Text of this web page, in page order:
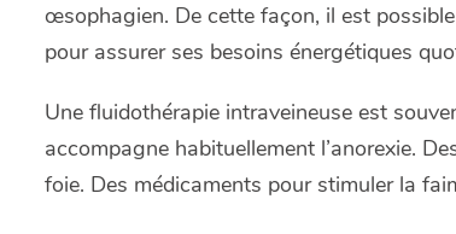
œsophagien. De cette façon, il est
pour assurer ses besoins énergétiques
Une fluidothérapie intraveineuse est
accompagne habituellement l’anorexie.
foie. Des médicaments pour stimuler la